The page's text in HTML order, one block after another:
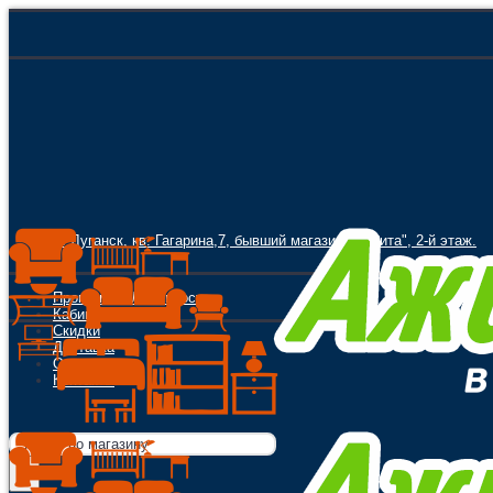
г. Луганск, кв. Гагарина,7, бывший магазин "Орбита", 2-й этаж.
Программа Лояльности
Кабинет
Скидки
Доставка
Оплата
Контакты